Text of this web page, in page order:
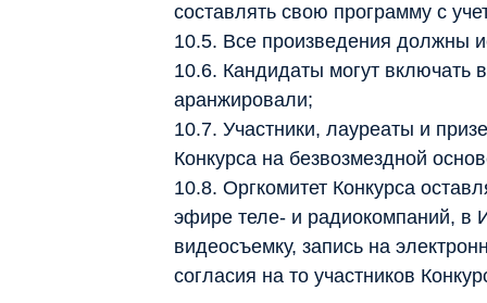
составлять свою программу с
10.5. Все произведения должны
10.6. Кандидаты могут включать
аранжировали;
10.7. Участники, лауреаты и
Конкурса на безвозмездной
10.8. Оргкомитет Конкурса
эфире теле- и радиокомпаний, в
видеосъемку, запись на
согласия на то участников